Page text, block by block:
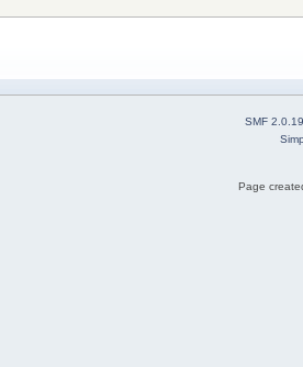
SMF 2.0.19
Page